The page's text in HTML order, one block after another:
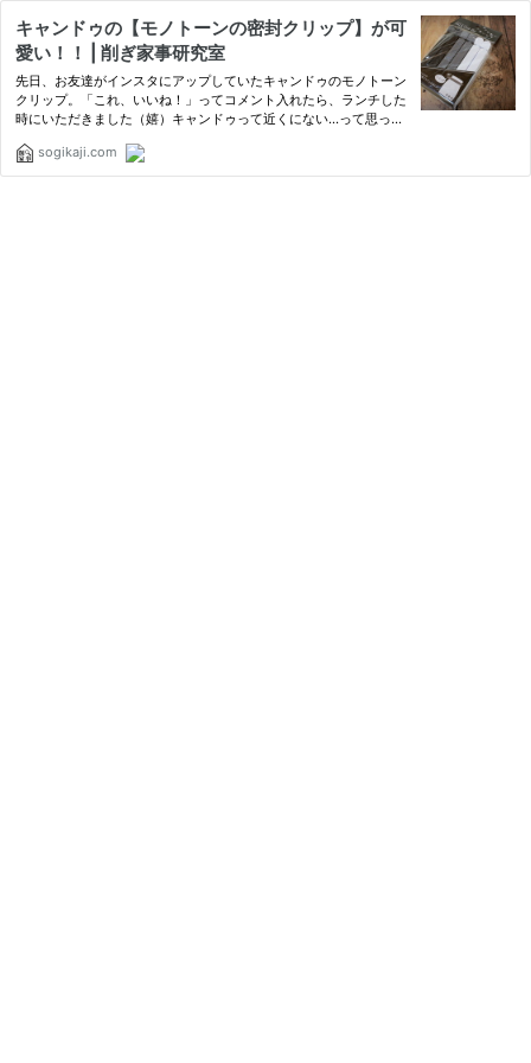
キャンドゥの【モノトーンの密封クリップ】が可
愛い！！ | 削ぎ家事研究室
先日、お友達がインスタにアップしていたキャンドゥのモノトーン
クリップ。「これ、いいね！」ってコメント入れたら、ランチした
時にいただきました（嬉）キャンドゥって近くにない…って思って
sogikaji.com